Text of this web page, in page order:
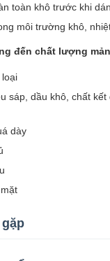
toàn khô trước khi dán
môi trường khô,
đến chất lượng
sáp, dầu khô, chất
dày